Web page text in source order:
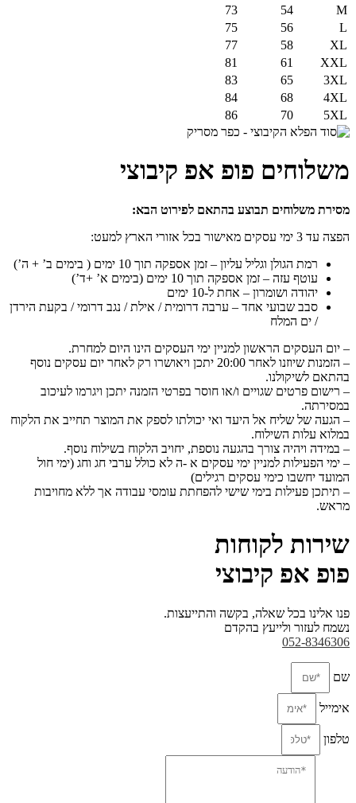
M
54
73
L
56
75
XL
58
77
XXL
61
81
3XL
65
83
4XL
68
84
5XL
70
86
משלוחים פופ אפ קיבוצי
מסירת משלוחים תבוצע בהתאם לפירוט הבא:
הפצה עד 3 ימי עסקים מאישור בכל אזורי הארץ למעט:
רמת הגולן וגליל עליון – זמן אספקה תוך 10 ימים ( בימים ב’ + ה’)
עוטף עזה – זמן אספקה תוך 10 ימים (בימים א’ +ד’)
יהודה ושומרון – אחת ל-10 ימים
סבב שבועי אחד – ערבה דרומית / אילת / נגב דרומי / בקעת הירדן
/ ים המלח
– יום העסקים הראשון למניין ימי העסקים הינו היום למחרת.
– הזמנות שיוזנו לאחר 20:00 יתכן ויאושרו רק לאחר יום עסקים נוסף
בהתאם לשיקולנו.
– רישום פרטים שגויים ו/או חוסר בפרטי הזמנה יתכן ויגרמו לעיכוב
במסירתה.
– הגעה של שליח אל היעד ואי יכולתו לספק את המוצר תחייב את הלקוח
במלוא עלות השילוח.
– במידה ויהיה צורך בהגעה נוספת, יחויב הלקוח בשילוח נוסף.
– ימי הפעילות למניין ימי עסקים א -ה לא כולל ערבי חג וחג (ימי חול
המועד יחשבו כימי עסקים רגילים)
– תיתכן פעילות בימי שישי להפחתת עומסי עבודה אך ללא מחויבות
מראש.
שירות לקוחות
פופ אפ קיבוצי
פנו אלינו בכל שאלה, בקשה והתייעצות.
נשמח לעזור ולייעץ בהקדם
052-8346306
שם
אימייל
טלפון